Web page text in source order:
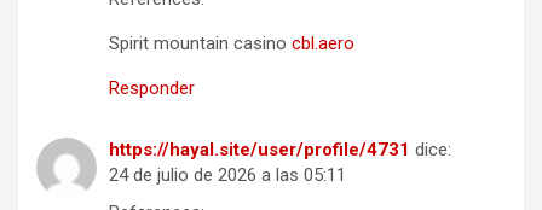
Spirit mountain casino cbl.aero
Responder
https://hayal.site/user/profile/4731 dice:
24 de julio de 2026 a las 05:11